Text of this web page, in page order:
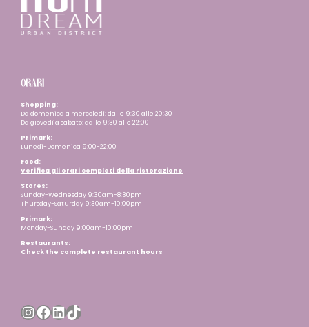
ORARI
Shopping:
Da domenica a mercoledì: dalle 9:30 alle 20:30
Da giovedì a sabato: dalle 9:30 alle 22:00
Primark:
Lunedì-Domenica 9:00-22:00
Food:
Verifica gli orari completi della ristorazione
Stores:
Sunday-Wednesday 9:30am-8:30pm
Thursday-Saturday 9:30am-10:00pm
Primark:
Monday-Sunday 9:00am-10:00pm
Restaurants:
Check the complete restaurant hours
Instagram
Facebook
LinkedIn
TikTok